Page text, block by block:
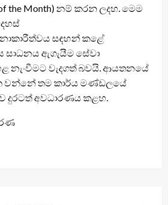
the Month) නම් කරන ලදහ. මෙම
සඳහන් කළේ
ඇගැයීම සේවා
නැංවීමට වැදගත් බවයි. ආයතනයේ
වන්නේ තම කාර්ය මණ්ඩලයේ
දුරටත් අවධාරණය කළහ.